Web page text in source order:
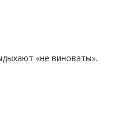
«не виноваты».